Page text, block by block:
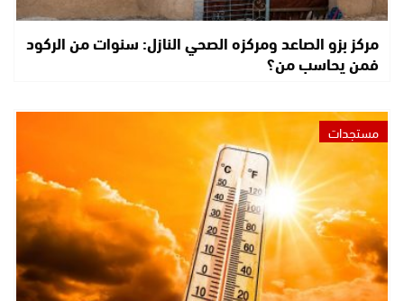
مركز بزو الصاعد ومركزه الصحي النازل: سنوات من الركود
فمن يحاسب من؟
مستجدات